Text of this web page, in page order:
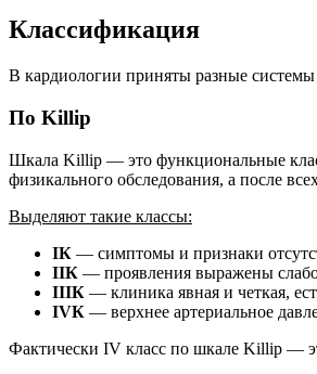
Классификация
В кардиологии приняты разные
По Killip
Шкала Killip — это функциональные
физикального обследования, а после
Выделяют такие классы:
IК — симптомы и признаки
IIК — проявления выражены
IIIК — клиника явная и четкая,
IVК — верхнее артериальное
Фактически IV класс по шкале Killip —